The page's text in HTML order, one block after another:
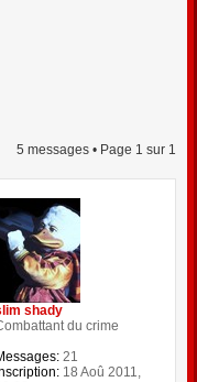
5 messages • Page 1 sur 1
shady
du crime
21
18 Aoû 2011,